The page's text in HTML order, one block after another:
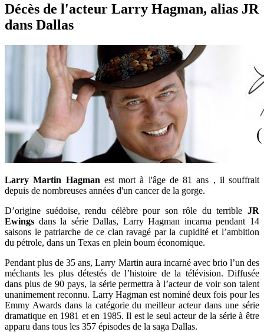
Décès de l'acteur Larry Hagman, alias JR
dans Dallas
Larry Martin Hagman est mort à l'âge de 81 ans , il souffrait
depuis de nombreuses années d'un cancer de la gorge.
D’origine suédoise, rendu célèbre pour son rôle du terrible JR
Ewings dans la série Dallas, Larry Hagman incarna pendant 14
saisons le patriarche de ce clan ravagé par la cupidité et l’ambition
du pétrole, dans un Texas en plein boum économique.
Pendant plus de 35 ans, Larry Martin aura incarné avec brio l’un des
méchants les plus détestés de l’histoire de la télévision. Diffusée
dans plus de 90 pays, la série permettra à l’acteur de voir son talent
unanimement reconnu. Larry Hagman est nominé deux fois pour les
Emmy Awards dans la catégorie du meilleur acteur dans une série
dramatique en 1981 et en 1985. Il est le seul acteur de la série à être
apparu dans tous les 357 épisodes de la saga Dallas.